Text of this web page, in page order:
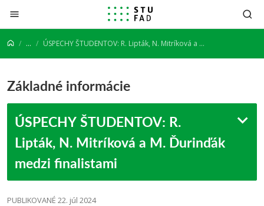
Prejsť na obsah
... ÚSPECHY ŠTUDENTOV: R. Lipták, N. Mitríková a M. Ďurinďák medzi finalistami
Základné informácie
ÚSPECHY ŠTUDENTOV: R.
Lipták, N. Mitríková a M. Ďurinďák
medzi finalistami
PUBLIKOVANÉ 22. júl 2024